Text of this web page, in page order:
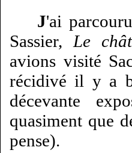
J'ai
Sassier, Le
avions visité
récidivé il y a
décevante
quasiment que
pense).